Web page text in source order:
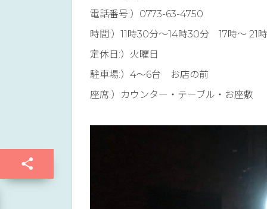
電話番号:）0773-63-4750
時間:）11時30分〜14時30分 17時〜 21時
定休日:）火曜日
駐車場:）4〜6台 お店の前
座席:）カウンター・テーブル・お座敷